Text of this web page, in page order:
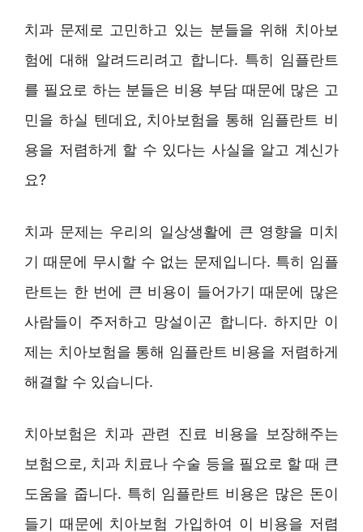
치과 문제로 고민하고 있는 분들을 위해 치아보
험에 대해 알려드리려고 합니다. 특히 임플란트
를 필요로 하는 분들은 비용 부담 때문에 많은 고
민을 하실 텐데요, 치아보험을 통해 임플란트 비
용을 저렴하게 할 수 있다는 사실을 알고 계신가
요?
치과 문제는 우리의 일상생활에 큰 영향을 미치
기 때문에 무시할 수 없는 문제입니다. 특히 임플
란트는 한 번에 큰 비용이 들어가기 때문에 많은
사람들이 주저하고 망설이곤 합니다. 하지만 이
제는 치아보험을 통해 임플란트 비용을 저렴하게
해결할 수 있습니다.
치아보험은 치과 관련 진료 비용을 보장해주는
보험으로, 치과 치료나 수술 등을 필요로 할 때 큰
도움을 줍니다. 특히 임플란트 비용은 많은 돈이
들기 때문에 치아보험 가입하여 이 비용을 저렴